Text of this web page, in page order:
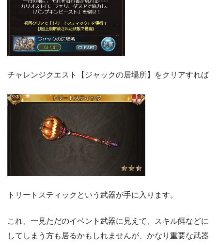
チャレンジクエスト【ジャックの居場所】をクリアすれば
トリートスティックという武器が手に入ります。
これ、一見ただのイベント武器に見えて、スキル餌などに
してしまう方も居るかもしれませんが、かなり重要な武器